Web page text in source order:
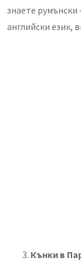
знаете румънски
английски език,
Кънки в